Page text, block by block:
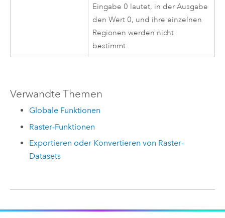
Eingabe 0 lautet, in der Ausgabe
den Wert 0, und ihre einzelnen
Regionen werden nicht
bestimmt.
Verwandte Themen
Globale Funktionen
Raster-Funktionen
Exportieren oder Konvertieren von Raster-
Datasets